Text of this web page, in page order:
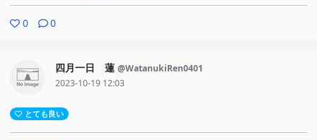
0 0
四月一日 蓮 @WatanukiRen0401
2023-10-19 12:03
とても良い